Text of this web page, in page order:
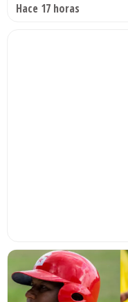
Hace 17 horas